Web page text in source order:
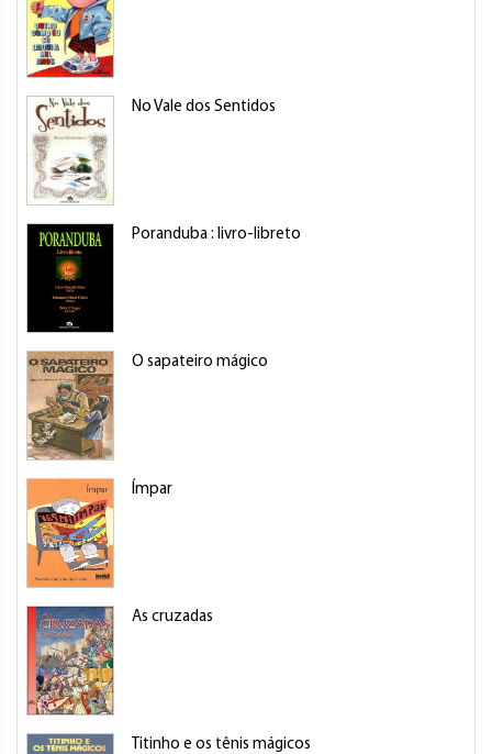
No Vale dos Sentidos
Poranduba : livro-libreto
O sapateiro mágico
Ímpar
As cruzadas
Titinho e os tênis mágicos